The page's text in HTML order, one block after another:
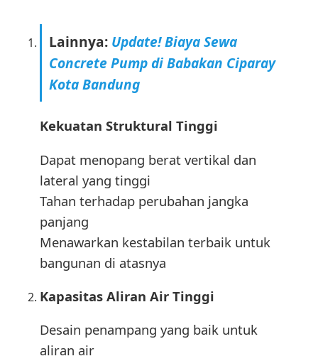
Lainnya: Update! Biaya Sewa
Concrete Pump di Babakan Ciparay
Kota Bandung
Kekuatan Struktural Tinggi
Dapat menopang berat vertikal dan
lateral yang tinggi
Tahan terhadap perubahan jangka
panjang
Menawarkan kestabilan terbaik untuk
bangunan di atasnya
Kapasitas Aliran Air Tinggi
Desain penampang yang baik untuk
aliran air